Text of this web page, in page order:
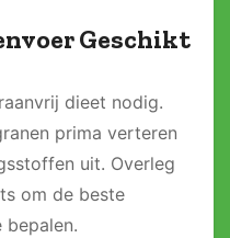
Geschikt
dieet nodig.
prima verteren
uit. Overleg
om de beste